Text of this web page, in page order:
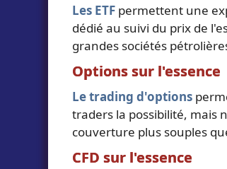
Les ETF permettent une
dédié au suivi du prix de
grandes sociétés
Options sur l'essence
Le trading d'options
traders la possibilité, mais
couverture plus souples
CFD sur l'essence